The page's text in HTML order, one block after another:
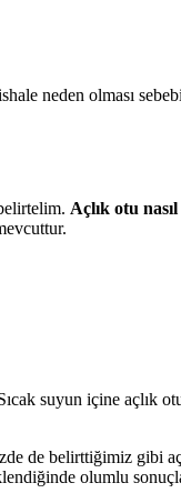
neden olması
Açlık otu
suyun içine
de belirttiğimiz gibi
olumlu